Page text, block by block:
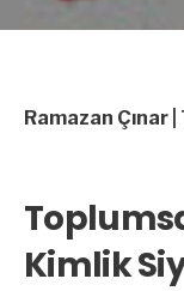
Ramazan Çınar
Kimlik